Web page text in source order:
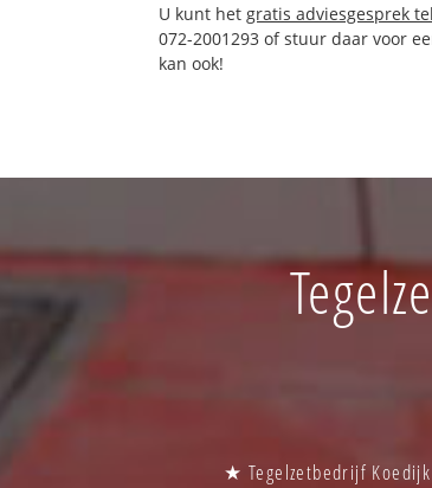
U kunt hetgratis adviesgesprek
072-2001293 of stuur daar voor
kan ook!
★ Tegelzetbedrijf